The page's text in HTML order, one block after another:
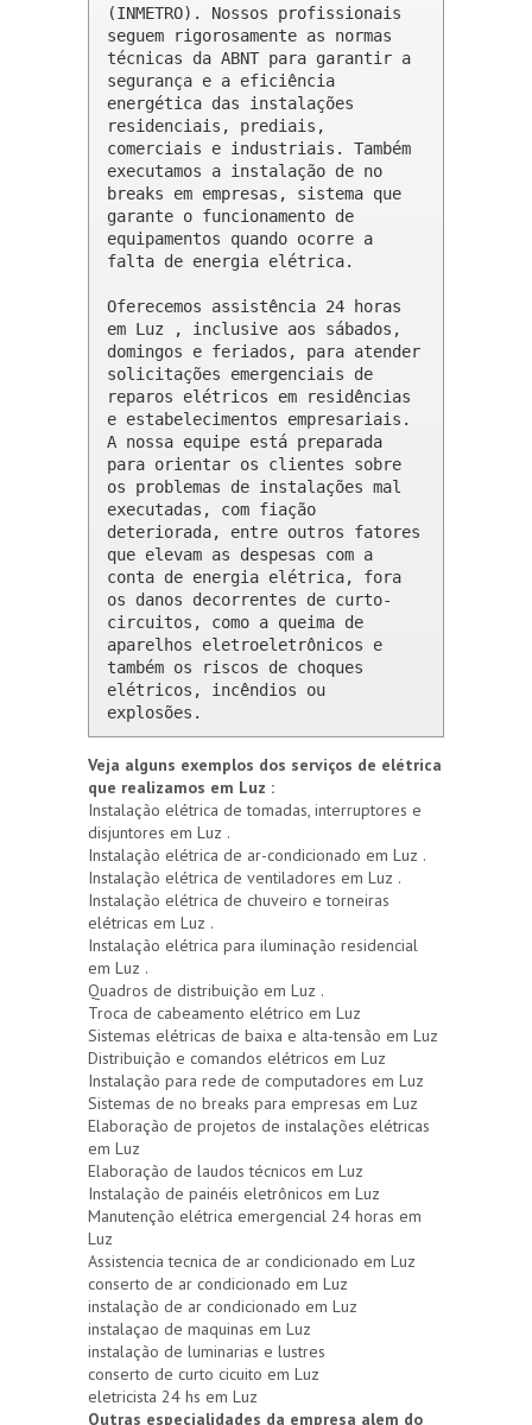
(INMETRO). Nossos profissionais
seguem rigorosamente as normas
técnicas da ABNT para garantir a
segurança e a eficiência
energética das instalações
residenciais, prediais,
comerciais e industriais. Também
executamos a instalação de no
breaks em empresas, sistema que
garante o funcionamento de
equipamentos quando ocorre a
falta de energia elétrica.
Oferecemos assistência 24 horas
em Luz , inclusive aos sábados,
domingos e feriados, para atender
solicitações emergenciais de
reparos elétricos em residências
e estabelecimentos empresariais.
A nossa equipe está preparada
para orientar os clientes sobre
os problemas de instalações mal
executadas, com fiação
deteriorada, entre outros fatores
que elevam as despesas com a
conta de energia elétrica, fora
os danos decorrentes de curto-
circuitos, como a queima de
aparelhos eletroeletrônicos e
também os riscos de choques
elétricos, incêndios ou
explosões.
Veja alguns exemplos dos serviços de elétrica
que realizamos em Luz :
Instalação elétrica de tomadas, interruptores e
disjuntores em Luz .
Instalação elétrica de ar-condicionado em Luz .
Instalação elétrica de ventiladores em Luz .
Instalação elétrica de chuveiro e torneiras
elétricas em Luz .
Instalação elétrica para iluminação residencial
em Luz .
Quadros de distribuição em Luz .
Troca de cabeamento elétrico em Luz
Sistemas elétricas de baixa e alta-tensão em Luz
Distribuição e comandos elétricos em Luz
Instalação para rede de computadores em Luz
Sistemas de no breaks para empresas em Luz
Elaboração de projetos de instalações elétricas
em Luz
Elaboração de laudos técnicos em Luz
Instalação de painéis eletrônicos em Luz
Manutenção elétrica emergencial 24 horas em
Luz
Assistencia tecnica de ar condicionado em Luz
conserto de ar condicionado em Luz
instalação de ar condicionado em Luz
instalaçao de maquinas em Luz
instalação de luminarias e lustres
conserto de curto cicuito em Luz
eletricista 24 hs em Luz
Outras especialidades da empresa alem do